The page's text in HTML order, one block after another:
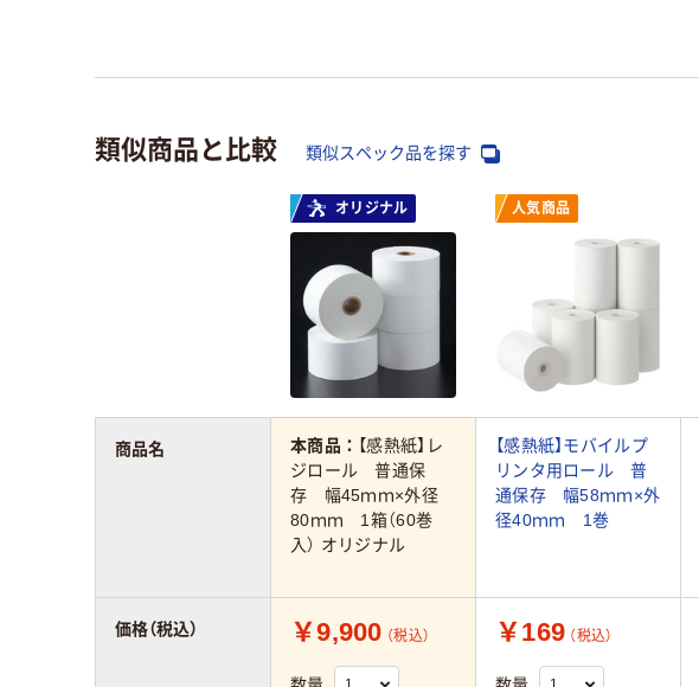
類似商品と比較 類似スペック品を探す
オリジナル 人気商品
本商品： 【感熱紙】レ
ジロール 普通保
存 幅45ｍｍ×外径
80ｍｍ 1箱（60巻
入） オリジナル
【感熱紙】モバイルプ
リンタ用ロール 普
通保存 幅58ｍｍ×外
径40ｍｍ 1巻
￥9,900 （税込） ￥169 （税込）
商品名
価格（税込）